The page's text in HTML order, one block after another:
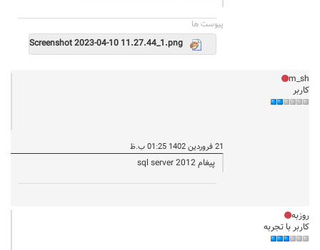
پيوست ها
Screenshot 2023-04-10 11.27.44_1.png
m_sh
کاربر
21 فروردین 1402 01:25 ب.ظ
پیغام sql server 2012
روزبه
کاربر با تجربه